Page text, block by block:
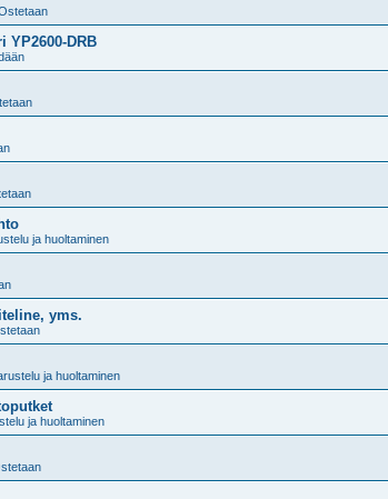
YP2600-DRB
ja huoltaminen
yms.
ja huoltaminen
ja huoltaminen